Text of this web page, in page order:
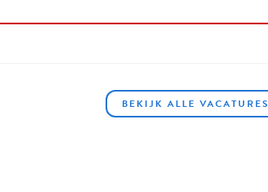
BEKIJK ALLE VACATURES